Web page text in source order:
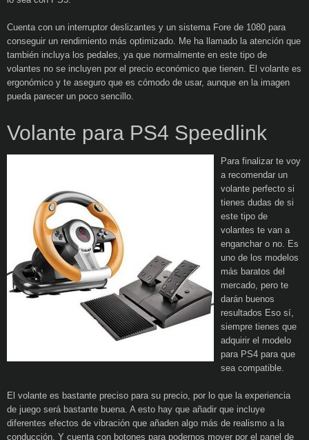
Cuenta con un interruptor deslizantes y un sistema Fore de 1080 para
conseguir un rendimiento más optimizado. Me ha llamado la atención que
también incluya los pedales, ya que normalmente en este tipo de
volantes no se incluyen por el precio económico que tienen. El volante es
ergonómico y te aseguro que es cómodo de usar, aunque en la imagen
pueda parecer un poco sencillo.
Volante para PS4 Speedlink
Para finalizar te voy
a recomendar un
volante perfecto si
tienes dudas de si
este tipo de
volantes te van a
enganchar o no. Es
uno de los modelos
más baratos del
mercado, pero te
darán buenos
resultados Eso sí,
siempre tienes que
adquirir el modelo
para PS4 para que
sea compatible.
El volante es bastante preciso para su precio, por lo que la experiencia
de juego será bastante buena. A esto hay que añadir que incluye
diferentes efectos de vibración que añaden algo más de realismo a la
conducción. Y cuenta con botones para podernos mover por el panel de